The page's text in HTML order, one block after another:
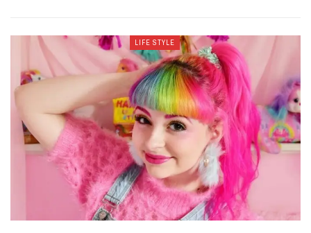
LIFE STYLE